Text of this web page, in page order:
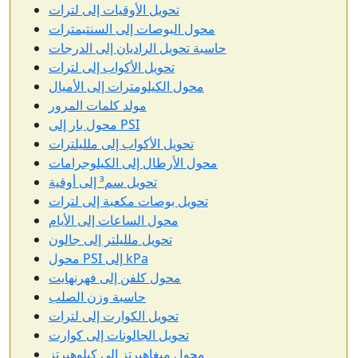
تحويل الأوقيات إلى لترات
محول البوصات إلى السنتيمترات
حاسبة تحويل الراديان إلى الدرجات
تحويل الأكواب إلى لترات
محول الكيلومترات إلى الأميال
مولد كلمات المرور
محول بار إلى PSI
تحويل الأكواب إلى ملليلترات
محول الأرطال إلى الكيلوجرامات
تحويل سم³ إلى أوقية
تحويل بوصات مكعبة إلى لترات
محول الساعات إلى الأيام
تحويل ملليلتر إلى جالون
محول PSI إلى kPa
محول كلفن إلى فهرنهايت
حاسبة وزن الصلب
تحويل الكوارت إلى لترات
تحويل الجالونات إلى كوارت
محول ميغاهيرتز إلى كيلوهيرتز